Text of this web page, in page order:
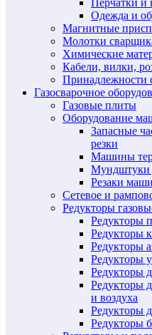
Перчатки и
Одежда и
Магнитные
Молотки
Химические
Кабели, вилки,
Принадлежности
Газосварочное
Газовые плиты
Оборудование
Запасные
резки
Машины
Мундштуки
Резаки
Сетевое и
Редукторы
Редукторы
Редукторы
Редукторы
Редукторы
Редукторы
Редукторы
и воздуха
Редукторы
Редукторы